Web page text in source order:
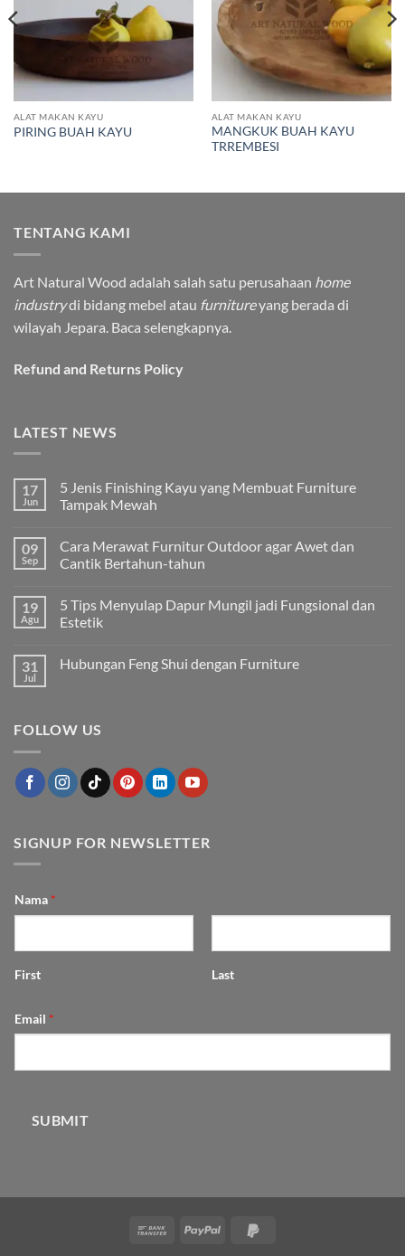
ALAT MAKAN KAYU
PIRING BUAH KAYU
ALAT MAKAN KAYU
MANGKUK BUAH KAYU
TRREMBESI
TENTANG KAMI
Art Natural Wood adalah salah satu perusahaan home
industrydi bidang mebel atau furnitureyang berada di
wilayah Jepara. Baca selengkapnya.
Refund and Returns Policy
LATEST NEWS
17
Jun
5 Jenis Finishing Kayu yang Membuat Furniture
Tampak Mewah
komentar
pada
5
Kayu
yang
Membuat
Mewah
09
Sep
Cara Merawat Furnitur Outdoor agar Awet dan
Cantik Bertahun-tahun
komentar
pada
Cara
Outdoor
tahun
19
Agu
5 Tips Menyulap Dapur Mungil jadi Fungsional dan
Estetik
komentar
Mungil
dan
Estetik
31
Jul
Hubungan Feng Shui dengan Furniture
Hubungan
Furniture
FOLLOW US
SIGNUP FOR NEWSLETTER
Nama *
First Last
Email *
SUBMIT
Bank
PayPal